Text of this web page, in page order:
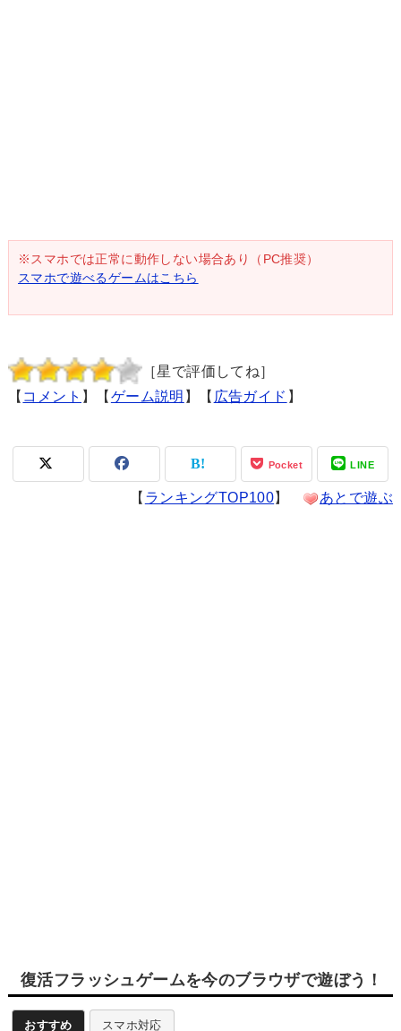
※スマホでは正常に動作しない場合あり（PC推奨）
スマホで遊べるゲームはこちら
［星で評価してね］
【 コメント 】【 ゲーム説明 】【 広告ガイド 】
Pocket LINE
【 ランキングTOP100】 あとで遊ぶ
復活フラッシュゲームを今のブラウザで遊ぼう！
おすすめ スマホ対応